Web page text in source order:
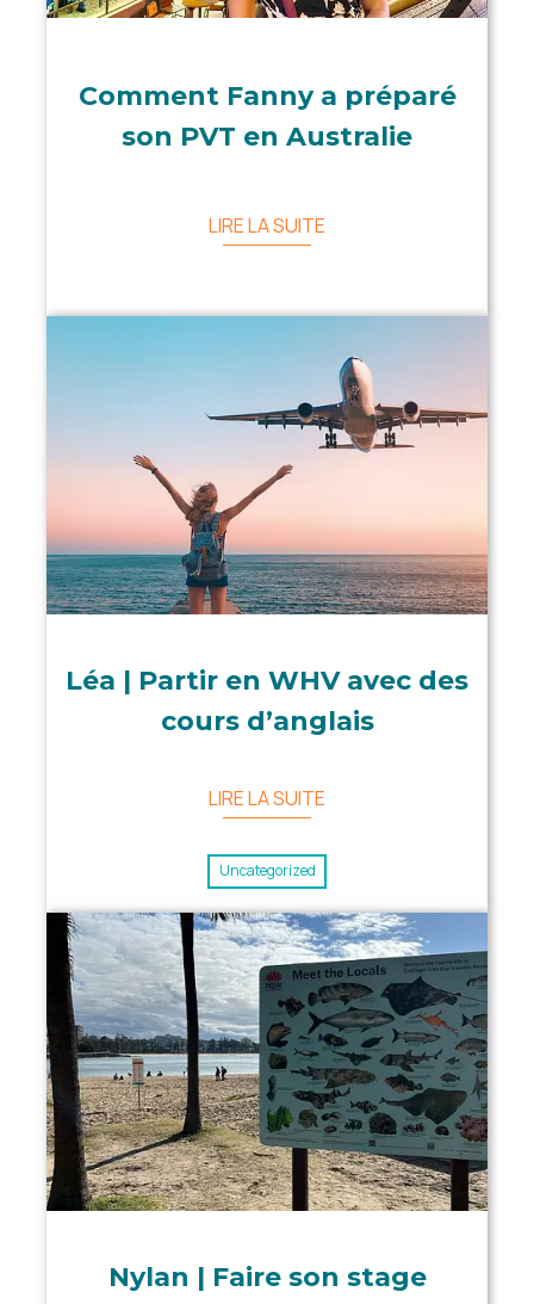
Comment Fanny a préparé
son PVT en Australie
LIRE LA SUITE
Léa | Partir en WHV avec des
cours d’anglais
LIRE LA SUITE
Uncategorized
Nylan | Faire son stage